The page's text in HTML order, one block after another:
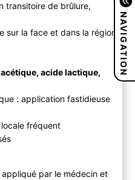
transitoire de brûlure,
sur la face et dans la région
acide lactique,
: application fastidieuse
fréquent
par le médecin et
NAVIGATION